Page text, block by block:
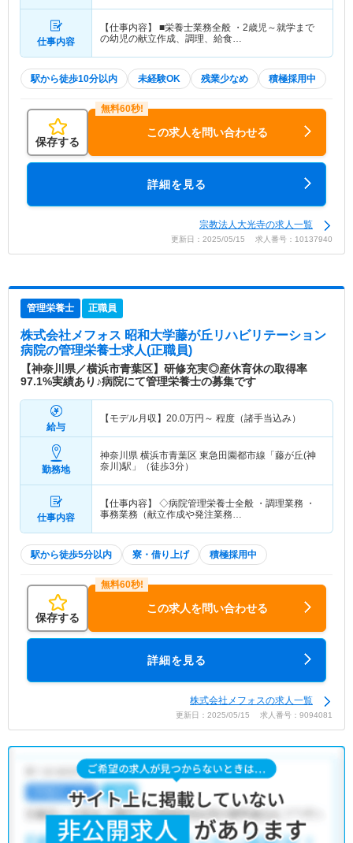
仕事内容
【仕事内容】 ■栄養士業務全般 ・2歳児～就学まで
の幼児の献立作成、調理、給食…
駅から徒歩10分以内 未経験OK 残業少なめ 積極採用中
保存する
この求人を問い合わせる
詳細を見る
宗教法人大光寺の求人一覧
更新日：2025/05/15 求人番号：10137940
管理栄養士 正職員
株式会社メフォス 昭和大学藤が丘リハビリテーション
病院の管理栄養士求人(正職員)
【神奈川県／横浜市青葉区】研修充実◎産休育休の取得率
97.1%実績あり♪病院にて管理栄養士の募集です
給与
【モデル月収】 20.0万円～ 程度（諸手当込み）
勤務地
神奈川県 横浜市青葉区 東急田園都市線「藤が丘(神
奈川)駅」（徒歩3分）
仕事内容
【仕事内容】 ◇病院管理栄養士全般 ・調理業務 ・
事務業務（献立作成や発注業務…
駅から徒歩5分以内 寮・借り上げ 積極採用中
保存する
この求人を問い合わせる
詳細を見る
株式会社メフォスの求人一覧
更新日：2025/05/15 求人番号：9094081